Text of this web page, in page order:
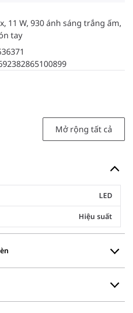
11 W, 930 ánh sáng trắng ấm,
tay
Mở rộng tất cả
LED
Hiệu suất